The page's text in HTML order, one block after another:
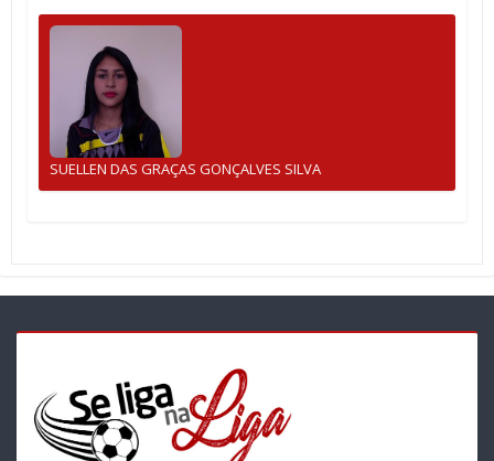
SUELLEN DAS GRAÇAS GONÇALVES SILVA